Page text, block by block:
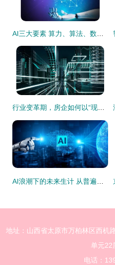
地址：山西省太原市万柏林区西机
单元22
电话：